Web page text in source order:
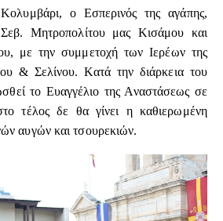
ο Εσπερινός της αγάπης,
Σεβ. Μητροπολίτου μας Κισάμου και
με την συμμετοχή των Ιερέων της
& Σελίνου. Κατά την διάρκεια του
το Ευαγγέλιο της Αναστάσεως σε
τέλος δε θα γίνει η καθιερωμένη
αυγών και τσουρεκιών.